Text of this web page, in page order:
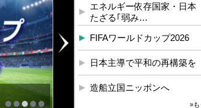
エネルギー依存国家・日
たざる｢弱み…
FIFAワールドカップ2026
日本主導で平和の再構築を
造船立国ニッポンへ
»も